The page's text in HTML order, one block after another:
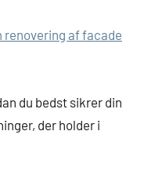
renovering af facade
du bedst sikrer din
der holder i